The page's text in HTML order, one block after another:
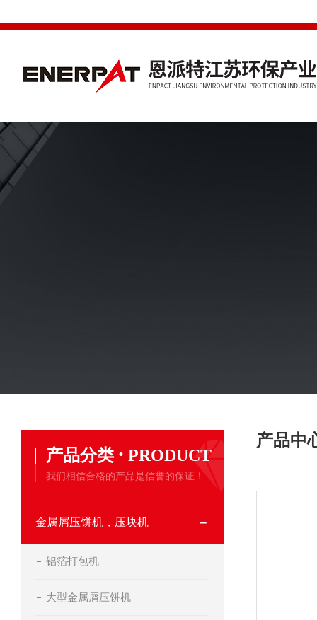
产品分类 · PRODUCT
我们相信合格的产品是信誉的保证！
金属屑压饼机，压块机
铝箔打包机
大型金属屑压饼机
产品中